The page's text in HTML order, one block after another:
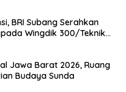
BRI Subang Serahkan
Wingdik 300/Teknik
Jawa Barat 2026, Ruang
Budaya Sunda